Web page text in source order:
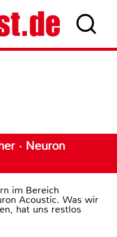
· Neuron
im Bereich
Acoustic. Was wir
hat uns restlos